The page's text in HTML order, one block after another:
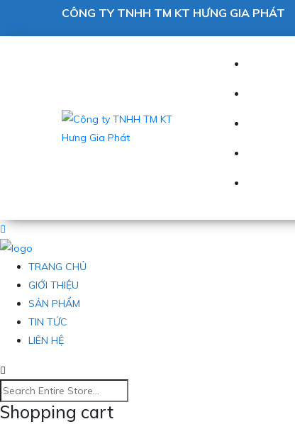
CÔNG TY TNHH TM KT HƯNG GIA PHÁT
TRANG CHỦ
GIỚI THIỆU
SẢN PHẨM
TIN TỨC
LIÊN HỆ
Shopping cart